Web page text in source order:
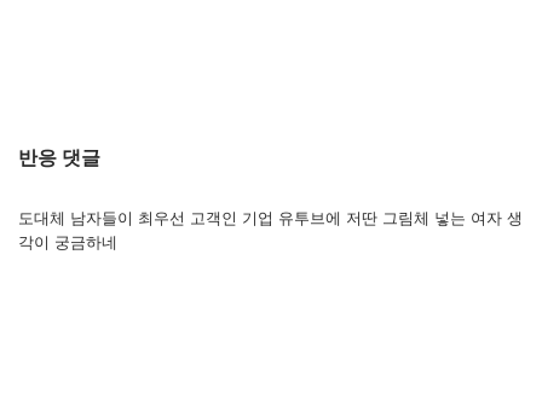
반응 댓글
도대체 남자들이 최우선 고객인 기업 유투브에 저딴 그림체 넣는 여자 생
각이 궁금하네